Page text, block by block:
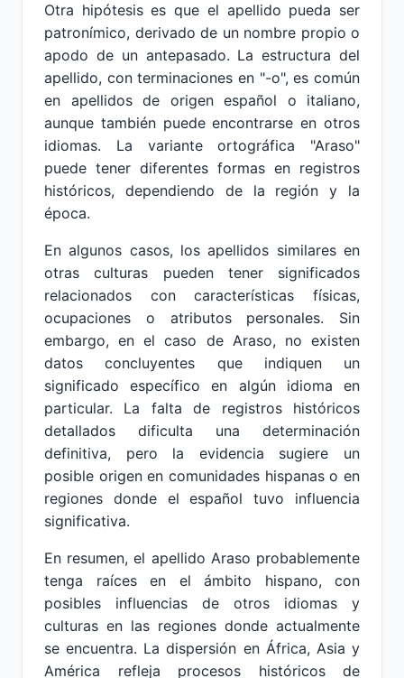
Otra hipótesis es que el apellido pueda ser
patronímico, derivado de un nombre propio o
apodo de un antepasado. La estructura del
apellido, con terminaciones en "-o", es común
en apellidos de origen español o italiano,
aunque también puede encontrarse en otros
idiomas. La variante ortográfica "Araso"
puede tener diferentes formas en registros
históricos, dependiendo de la región y la
época.
En algunos casos, los apellidos similares en
otras culturas pueden tener significados
relacionados con características físicas,
ocupaciones o atributos personales. Sin
embargo, en el caso de Araso, no existen
datos concluyentes que indiquen un
significado específico en algún idioma en
particular. La falta de registros históricos
detallados dificulta una determinación
definitiva, pero la evidencia sugiere un
posible origen en comunidades hispanas o en
regiones donde el español tuvo influencia
significativa.
En resumen, el apellido Araso probablemente
tenga raíces en el ámbito hispano, con
posibles influencias de otros idiomas y
culturas en las regiones donde actualmente
se encuentra. La dispersión en África, Asia y
América refleja procesos históricos de